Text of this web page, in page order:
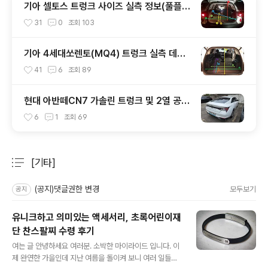
기아 셀토스 트렁크 사이즈 실측 정보(풀플렛
등)31 0 조회 103
기아 4세대쏘렌토(MQ4) 트렁크 실측 데이
터(적재함 크기,길이,높이,너비)
41 6 조회 89
현대 아반떼CN7 가솔린 트렁크 및 2열 공간
실측 결과
6 1 조회 69
[기타]
공지 (공지)댓글권한 변경 모두보기
유니크하고 의미있는 액세서리, 초록어린이재
단 찬스팔찌 수령 후기
여는 글 안녕하세요 여러분. 소박한 마이라이드 입니다. 이
제 완연한 가을인데 지난 여름을 돌이켜 보니 여러 일들이